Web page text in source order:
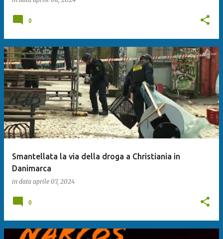
0
Smantellata la via della droga a Christiania in
Danimarca
in data aprile 07, 2024
0